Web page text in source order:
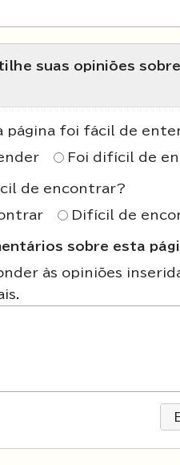
suas opiniões
página foi fácil de
Foi difícil de
de encontrar?
Difícil de
sobre esta
às opiniões